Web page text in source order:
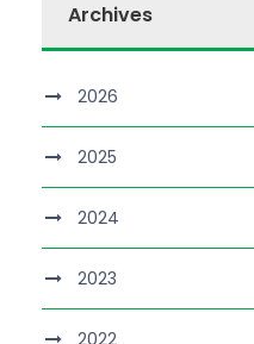
Archives
2026
2025
2024
2023